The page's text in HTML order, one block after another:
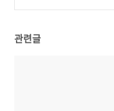
관련글